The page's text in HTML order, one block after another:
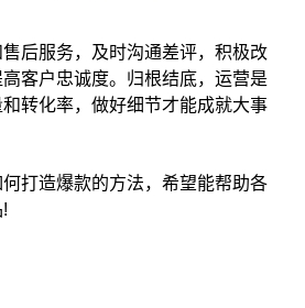
后服务，及时沟通差评，积极改
客户忠诚度。归根结底，运营是
转化率，做好细节才能成就大事
打造爆款的方法，希望能帮助各